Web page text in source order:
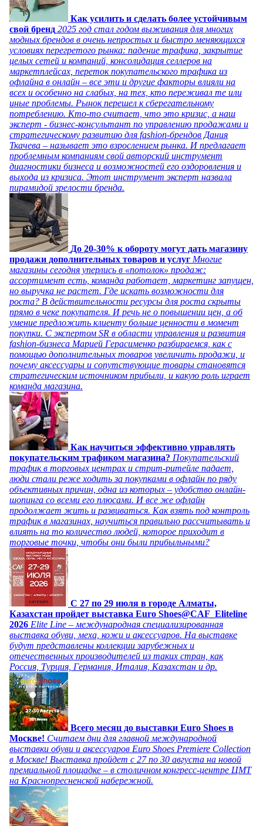
Как усилить и сделать более устойчивым
свой бренд 2025 год стал годом выживания для многих
модных брендов в очень непростых и быстро меняющихся
условиях перегретого рынка: падение трафика, закрытие
целых сетей и компаний, консолидация селлеров на
маркетплейсах, переток покупательского трафика из
офлайна в онлайн – все эти и другие факторы влияли на
всех и особенно на слабых, на тех, кто переживал те или
иные проблемы. Рынок перешел к сберегательному
потреблению. Кто-то считает, что это кризис, а наш
эксперт - бизнес-консультант по управлению продажами и
стратегическому развитию для fashion-брендов Дания
Ткачева – называет это взрослением рынка. И предлагает
проблемным компаниям свой авторский инструмент
диагностики бизнеса и возможностей его оздоровления и
выхода из кризиса. Этот инструмент эксперт назвала
пирамидой зрелости бренда.
До 20-30% к обороту могут дать магазину
продажи дополнительных товаров и услуг Многие
магазины сегодня уперлись в «потолок» продаж:
ассортимент есть, команда работает, маркетинг запущен,
но выручка не растет. Где искать возможности для
роста? В действительности ресурсы для роста скрыты
прямо в чеке покупателя. И речь не о повышении цен, а об
умение предложить клиенту больше ценности в момент
покупки. С экспертом SR в области управления и развития
fashion-бизнеса Марией Герасименко разбираемся, как с
помощью дополнительных товаров увеличить продажи, и
почему аксессуары и сопутствующие товары становятся
стратегическим источником прибыли, и какую роль играет
команда магазина.
Как научиться эффективно управлять
покупательским трафиком магазина? Покупательский
трафик в торговых центрах и стрит-ритейле падает,
люди стали реже ходить за покупками в офлайн по ряду
объективных причин, одна из которых – удобство онлайн-
шопинга со всеми его плюсами. И все же офлайн
продолжает жить и развиваться. Как взять под контроль
трафик в магазинах, научиться правильно рассчитывать и
влиять на то количество людей, которое приходит в
торговые точки, чтобы они были прибыльными?
C 27 по 29 июля в городе Алматы,
Казахстан пройдет выставка Euro Shoes@CAF_Eliteline
2026 Elite Line – международная специализированная
выставка обуви, меха, кожи и аксессуаров. На выставке
будут представлены коллекции зарубежных и
отечественных производителей из таких стран, как
Россия, Турция, Германия, Италия, Казахстан и др.
Всего месяц до выставки Euro Shoes в
Москве! Считаем дни для главной международной
выставки обуви и аксессуаров Euro Shoes Premiere Collection
в Москве! Выставка пройдет с 27 по 30 августа на новой
премиальной площадке – в столичном конгресс-центре ЦМТ
на Краснопресненской набережной.